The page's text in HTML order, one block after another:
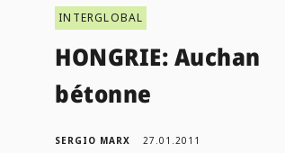
INTERGLOBAL
HONGRIE: Auchan
bétonne
SERGIO MARX 27.01.2011